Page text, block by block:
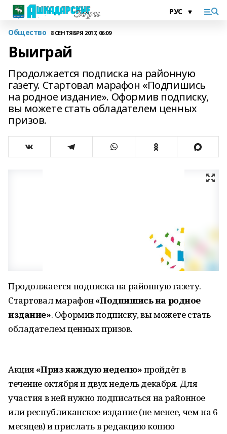
Общество 8 СЕНТЯБРЯ 2017, 06:09
Выиграй
Продолжается подписка на районную
газету. Стартовал марафон «Подпишись
на родное издание». Оформив подписку,
вы можете стать обладателем ценных
призов.
Продолжается подписка на районную газету.
Стартовал марафон«Подпишись на родное
издание». Оформив подписку, вы можете стать
обладателем ценных призов.
Акция«Приз каждую неделю»пройдёт в
течение октября и двух недель декабря. Для
участия в ней нужно подписаться на районное
или республиканское издание (не менее, чем на 6
месяцев) и прислать в редакцию копию